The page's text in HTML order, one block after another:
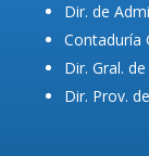
Dir. de
Contaduría
Dir. Gral.
Dir. Prov.